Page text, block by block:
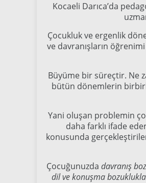
Kocaeli Darıca’da
Çocukluk ve ergenlik
ve davranışların
Büyüme bir süreçtir. Ne
bütün dönemlerin
Yani oluşan problemin
daha farklı ifade
konusunda
Çocuğunuzda davranış
dil ve konuşma